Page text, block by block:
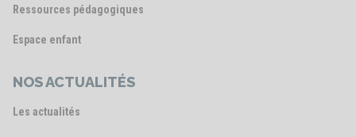
Ressources pédagogiques
Espace enfant
NOS ACTUALITÉS
Les actualités